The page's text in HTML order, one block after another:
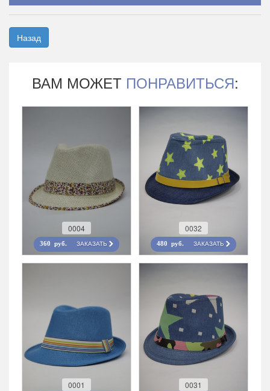
Назад
ВАМ МОЖЕТ ПОНРАВИТЬСЯ:
0004
360 руб. ЗАКАЗАТЬ
0032
480 руб. ЗАКАЗАТЬ
0001 0031